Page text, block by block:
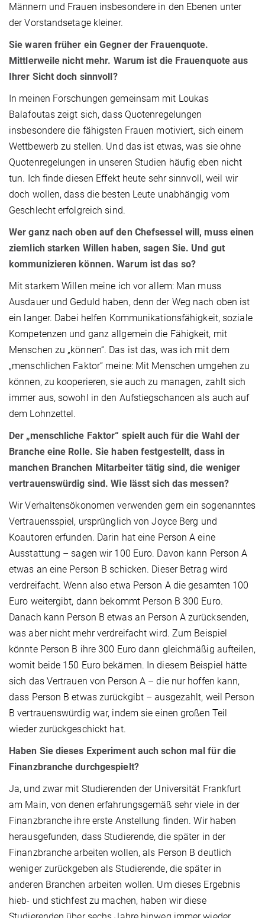
Männern und Frauen insbesondere in den Ebenen unter
der Vorstandsetage kleiner.
Sie waren früher ein Gegner der Frauenquote.
Mittlerweile nicht mehr. Warum ist die Frauenquote aus
Ihrer Sicht doch sinnvoll?
In meinen Forschungen gemeinsam mit Loukas
Balafoutas zeigt sich, dass Quotenregelungen
insbesondere die fähigsten Frauen motiviert, sich einem
Wettbewerb zu stellen. Und das ist etwas, was sie ohne
Quotenregelungen in unseren Studien häufig eben nicht
tun. Ich finde diesen Effekt heute sehr sinnvoll, weil wir
doch wollen, dass die besten Leute unabhängig vom
Geschlecht erfolgreich sind.
Wer ganz nach oben auf den Chefsessel will, muss einen
ziemlich starken Willen haben, sagen Sie. Und gut
kommunizieren können. Warum ist das so?
Mit starkem Willen meine ich vor allem: Man muss
Ausdauer und Geduld haben, denn der Weg nach oben ist
ein langer. Dabei helfen Kommunikationsfähigkeit, soziale
Kompetenzen und ganz allgemein die Fähigkeit, mit
Menschen zu „können“. Das ist das, was ich mit dem
„menschlichen Faktor“ meine: Mit Menschen umgehen zu
können, zu kooperieren, sie auch zu managen, zahlt sich
immer aus, sowohl in den Aufstiegschancen als auch auf
dem Lohnzettel.
Der „menschliche Faktor“ spielt auch für die Wahl der
Branche eine Rolle. Sie haben festgestellt, dass in
manchen Branchen Mitarbeiter tätig sind, die weniger
vertrauenswürdig sind. Wie lässt sich das messen?
Wir Verhaltensökonomen verwenden gern ein sogenanntes
Vertrauensspiel, ursprünglich von Joyce Berg und
Koautoren erfunden. Darin hat eine Person A eine
Ausstattung – sagen wir 100 Euro. Davon kann Person A
etwas an eine Person B schicken. Dieser Betrag wird
verdreifacht. Wenn also etwa Person A die gesamten 100
Euro weitergibt, dann bekommt Person B 300 Euro.
Danach kann Person B etwas an Person A zurücksenden,
was aber nicht mehr verdreifacht wird. Zum Beispiel
könnte Person B ihre 300 Euro dann gleichmäßig aufteilen,
womit beide 150 Euro bekämen. In diesem Beispiel hätte
sich das Vertrauen von Person A – die nur hoffen kann,
dass Person B etwas zurückgibt – ausgezahlt, weil Person
B vertrauenswürdig war, indem sie einen großen Teil
wieder zurückgeschickt hat.
Haben Sie dieses Experiment auch schon mal für die
Finanzbranche durchgespielt?
Ja, und zwar mit Studierenden der Universität Frankfurt
am Main, von denen erfahrungsgemäß sehr viele in der
Finanzbranche ihre erste Anstellung finden. Wir haben
herausgefunden, dass Studierende, die später in der
Finanzbranche arbeiten wollen, als Person B deutlich
weniger zurückgeben als Studierende, die später in
anderen Branchen arbeiten wollen. Um dieses Ergebnis
hieb- und stichfest zu machen, haben wir diese